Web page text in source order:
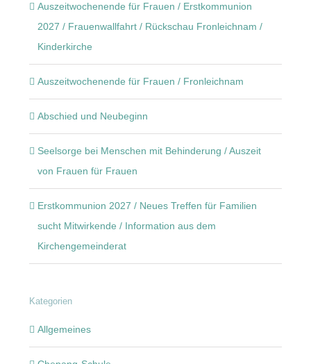
Auszeitwochenende für Frauen / Erstkommunion
2027 / Frauenwallfahrt / Rückschau Fronleichnam /
Kinderkirche
Auszeitwochenende für Frauen / Fronleichnam
Abschied und Neubeginn
Seelsorge bei Menschen mit Behinderung / Auszeit
von Frauen für Frauen
Erstkommunion 2027 / Neues Treffen für Familien
sucht Mitwirkende / Information aus dem
Kirchengemeinderat
Kategorien
Allgemeines